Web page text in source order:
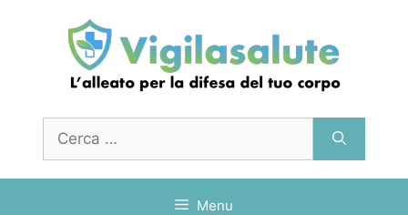
contenuto
per:
Menu